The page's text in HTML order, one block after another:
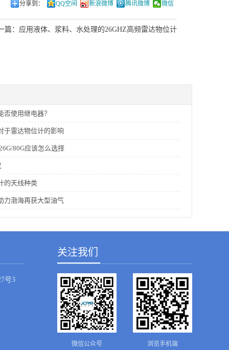
分享到： QQ空间 新浪微博 腾讯微博 微信
篇： 应用液体、浆料、水处理的26GHZ高频雷达物位计
否使用继电器？
于雷达物位计的影响
80G应该怎么选择
的天线种类
力渤海再获大型油气
号3
关注我们
微信公众号 浏览手机端